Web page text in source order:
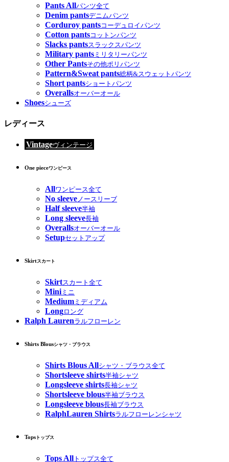
Pants Allパンツ全て
Denim pantsデニムパンツ
Corduroy pantsコーデュロイパンツ
Cotton pantsコットンパンツ
Slacks pantsスラックスパンツ
Military pants ミリタリーパンツ
Other Pantsその他ポリパンツ
Pattern&Sweat pants総柄&スウェットパンツ
Short pantsショートパンツ
Overallsオーバーオール
Shoesシューズ
レディース
Vintageヴィンテージ
One pieceワンピース
Allワンピース全て
No sleeveノースリーブ
Half sleeve半袖
Long sleeve長袖
Overallsオーバーオール
Setupセットアップ
Skirtスカート
Skirtスカート全て
Miniミニ
Medium ミディアム
Longロング
Ralph Laurenラルフローレン
Shirts Blousシャツ・ブラウス
Shirts Blous Allシャツ・ブラウス全て
Shortsleeve shirts半袖シャツ
Longsleeve shirts長袖シャツ
Shortsleeve blous半袖ブラウス
Longsleeve blous長袖ブラウス
RalphLauren Shirtsラルフローレンシャツ
Tops トップス
Tops All トップス全て